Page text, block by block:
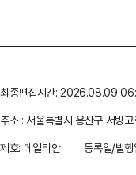
최종편집시간: 2026.08.09
주소 : 서울특별시 용산구 서빙
제호: 데일리안
등록일/발